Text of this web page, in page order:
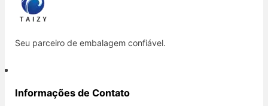
Seu parceiro de embalagem confiável.
Informações de Contato